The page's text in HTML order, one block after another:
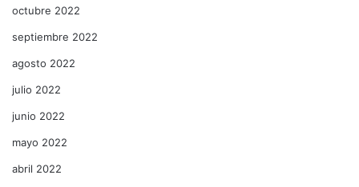
octubre 2022
septiembre 2022
agosto 2022
julio 2022
junio 2022
mayo 2022
abril 2022